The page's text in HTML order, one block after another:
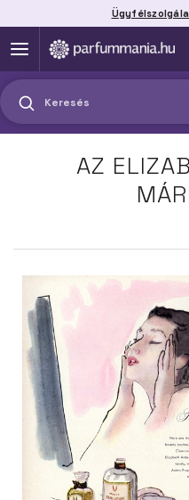
Keresés
AZ